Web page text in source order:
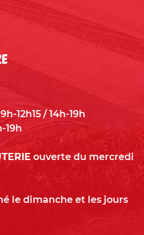
9h-12h15 / 14h-19h
19h
ouverte du mercredi
le dimanche et les jours